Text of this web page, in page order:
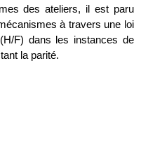
des ateliers, il est paru
à travers une loi
F) dans les instances de
la parité.